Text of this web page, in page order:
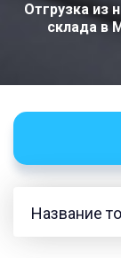
Отгрузка из
склада в